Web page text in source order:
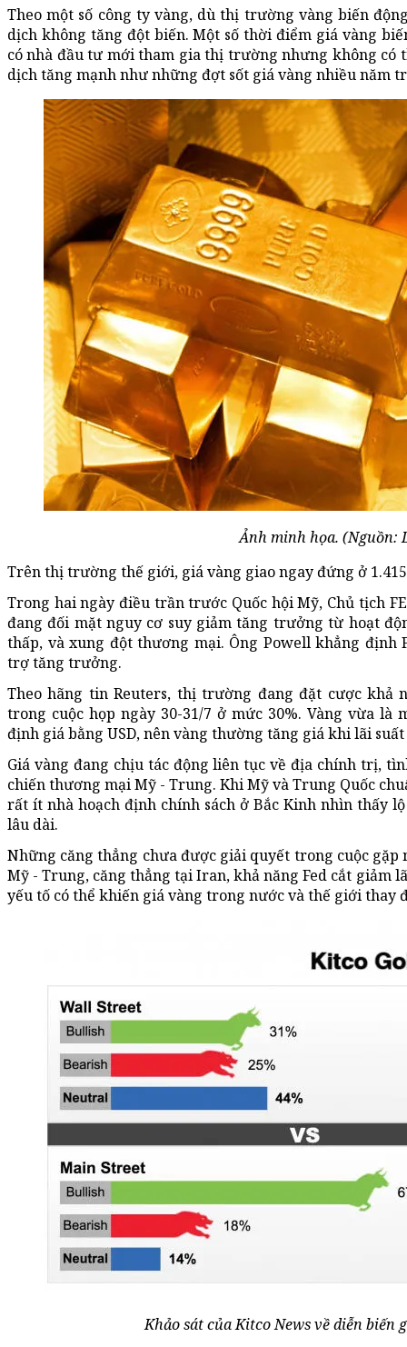
Theo một số công ty vàng, dù thị trường vàng biến
dịch không tăng đột biến. Một số thời điểm giá vàng
có nhà đầu tư mới tham gia thị trường nhưng không có
dịch tăng mạnh như những đợt sốt giá vàng nhiều năm
Ảnh minh họa. (Nguồn:
Trên thị trường thế giới, giá vàng giao ngay đứng ở
Trong hai ngày điều trần trước Quốc hội Mỹ, Chủ tịch
đang đối mặt nguy cơ suy giảm tăng trưởng từ hoạt
thấp, và xung đột thương mại. Ông Powell khẳng định
trợ tăng trưởng.
Theo hãng tin Reuters, thị trường đang đặt cược khả
trong cuộc họp ngày 30-31/7 ở mức 30%. Vàng vừa
định giá bằng USD, nên vàng thường tăng giá khi lãi
Giá vàng đang chịu tác động liên tục về địa chính trị,
chiến thương mại Mỹ - Trung. Khi Mỹ và Trung Quốc
rất ít nhà hoạch định chính sách ở Bắc Kinh nhìn thấy
lâu dài.
Những căng thẳng chưa được giải quyết trong cuộc
Mỹ - Trung, căng thẳng tại Iran, khả năng Fed cắt giảm
yếu tố có thể khiến giá vàng trong nước và thế giới thay
Khảo sát của Kitco News về diễn biến